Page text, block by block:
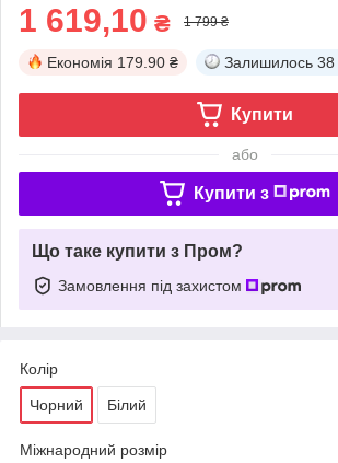
1 619,10 ₴ 1 799 ₴
Економія 179.90 ₴ Залишилось 38
Купити
або
Купити з
Що таке купити з Пром?
Замовлення під захистом
Колір
Чорний Білий
Міжнародний розмір